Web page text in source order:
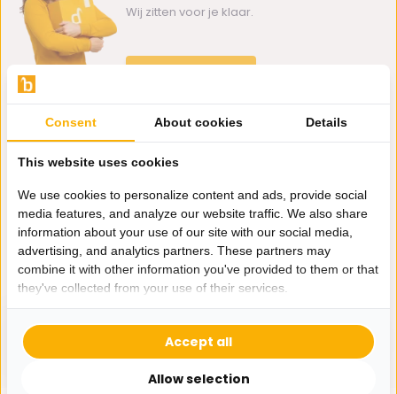
Wij zitten voor je klaar.
klantenservice@bazaaronline.nl
Ontvang de nieuwste aanbiedingen en promoties. We zullen
je niet spammen, beloofd.
* Lees hier de wettelijke beperkingen
Consent About cookies Details
This website uses cookies
We use cookies to personalize content and ads, provide social
media features, and analyze our website traffic. We also share
information about your use of our site with our social media,
advertising, and analytics partners. These partners may
combine it with other information you've provided to them or that
they've collected from your use of their services.
Allow selection
Accept all